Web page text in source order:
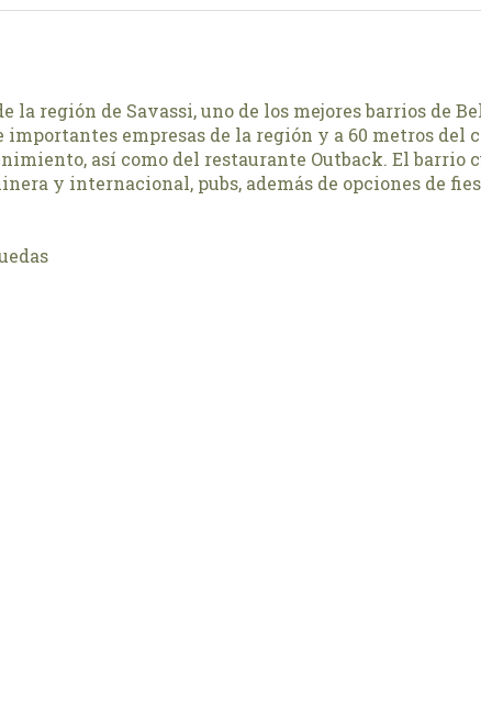
la región de Savassi, uno de los mejores barrios de
importantes empresas de la región y a 60 metros del
así como del restaurante Outback. El barrio
y internacional, pubs, además de opciones de